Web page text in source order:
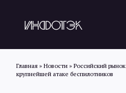
Главная » Новости » Российский рынок
крупнейшей атаке беспилотников